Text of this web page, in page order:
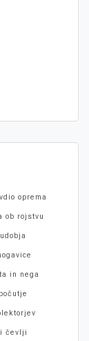
oprema
ob rojstvu
in nega
čevlji